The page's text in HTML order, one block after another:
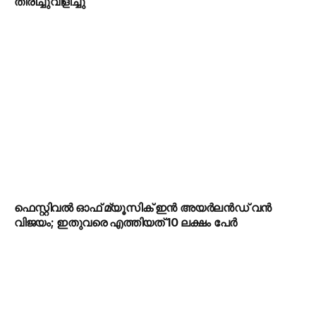
ഫെസ്റ്റിവൽ ഓഫ് മ്യൂസിക് ഇൻ അയർലൻഡ് വൻ
വിജയം; ഇതുവരെ എത്തിയത് 10 ലക്ഷം പേർ